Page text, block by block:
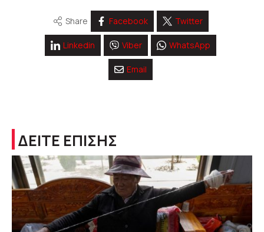
Share Facebook Twitter
Linkedin Viber WhatsApp
Email
ΔΕΙΤΕ ΕΠΙΣΗΣ